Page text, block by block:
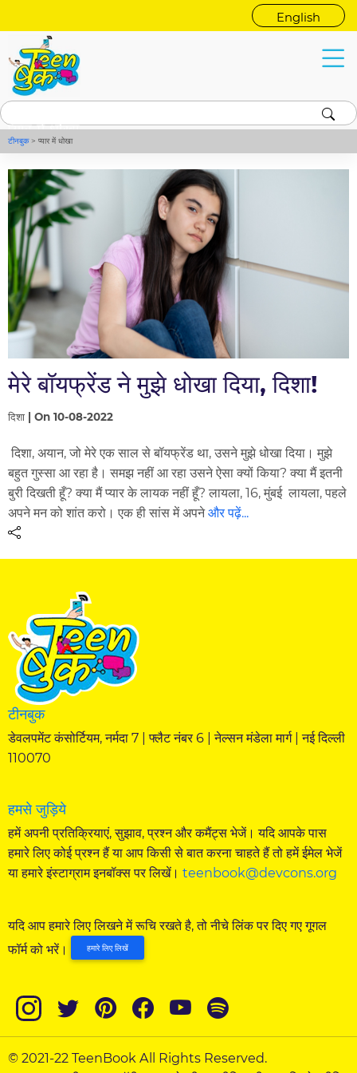
English
प्यार में धोखा
टीनबुक>प्यार में धोखा
मेरे बॉयफ्रेंड ने मुझे धोखा दिया, दिशा!
दिशा | On 10-08-2022
दिशा, अयान, जो मेरे एक साल से बॉयफ्रेंड था, उसने मुझे धोखा दिया। मुझे
बहुत गुस्सा आ रहा है। समझ नहीं आ रहा उसने ऐसा क्यों किया? क्या मैं इतनी
बुरी दिखती हूँ? क्या मैं प्यार के लायक नहीं हूँ? लायला, 16, मुंबई लायला, पहले
अपने मन को शांत करो। एक ही सांस में अपनेऔर पढ़ें...
टीनबुक
डेवलपमेंट कंसोर्टियम, नर्मदा 7 | फ्लैट नंबर 6 | नेल्सन मंडेला मार्ग | नई दिल्ली
110070
हमसे जुड़िये
हमें अपनी प्रतिक्रियाएं, सुझाव, प्रश्न और कमैंट्स भेजें। यदि आपके पास
हमारे लिए कोई प्रश्न हैं या आप किसी से बात करना चाहते हैं तो हमें ईमेल भेजें
या हमारे इंस्टाग्राम इनबॉक्स पर लिखें।teenbook@devcons.org
यदि आप हमारे लिए लिखने में रूचि रखते है, तो नीचे लिंक पर दिए गए गूगल
फॉर्म को भरें।
हमारे लिए लिखें
© 2021-22 TeenBook All Rights Reserved.